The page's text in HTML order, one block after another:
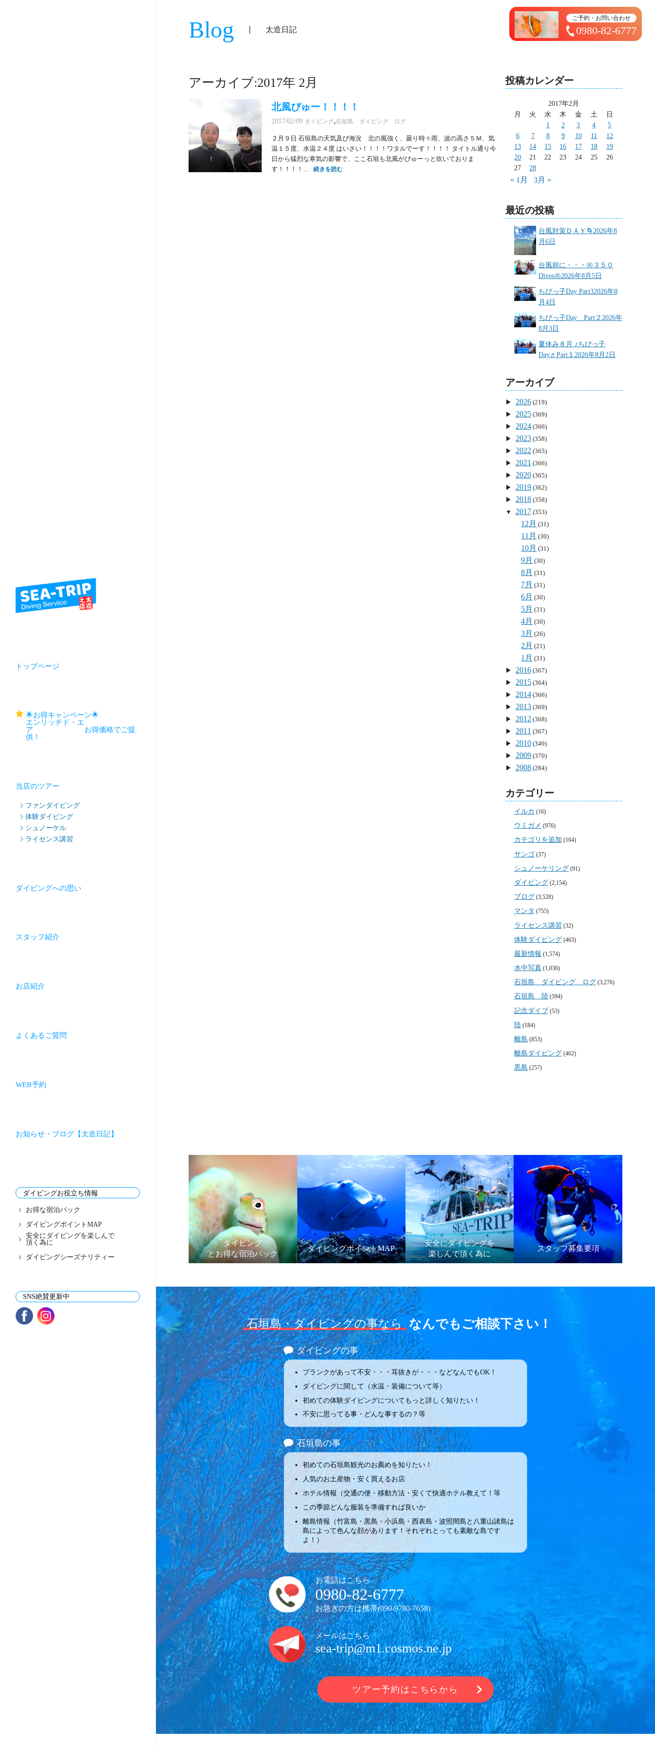
トップページ
🌟お得キャンペーン🌟
エンリッチド・エ
ア お得価格でご提
供！
当店のツアー
ファンダイビング
体験ダイビング
シュノーケル
ライセンス講習
ダイビングへの思い
スタッフ紹介
お店紹介
よくあるご質問
WEB予約
お知らせ・ブログ【太造日記】
ダイビングお役立ち情報
お得な宿泊パック
ダイビングポイントMAP
安全にダイビングを楽しんで
頂く為に
ダイビングシーズナリティー
SNS絶賛更新中
ご予約・お問い合わせ
0980-82-6777
トップページ ＞ 太造日記
Blog 太造日記
アーカイブ:2017年 2月
北風ぴゅー！！！！
2017/02/09 ダイビング,石垣島 ダイビング ログ
２月９日 石垣島の天気及び海況 北の風強く、曇り時々雨、波の高さ５Ｍ、気
温１５度、水温２４度 はいさい！！！！ワタルでーす！！！！ タイトル通り今
日から猛烈な寒気の影響で、ここ石垣も北風がぴゅーっと吹いておりま
す！！！！…
続きを読む
投稿カレンダー
2017年2月
月
火 水 木 金 土
日
1
2 3 4
5
6
7 8 9 10 11
12
13
14 15 16 17 18
19
20
21 22 23 24 25
26
27
28
« 1月 3月 »
最近の投稿
台風対策ＤＡＹ🌀 2026年8
月6日
台風前に・・・㊗３５０
Dives㊗2026年8月5日
ちびっ子Day Part32026年8
月4日
ちびっ子Day Part２ 2026年
8月3日
夏休み８月 ♪ちびっ子
Day♬Part１ 2026年8月2日
アーカイブ
2026(219)
2025(369)
2024(366)
2023(358)
2022(365)
2021 (366)
2020(365)
2019(362)
2018(358)
2017(353)
12月 (31)
11月 (30)
10月 (31)
9月 (30)
8月 (31)
7月 (31)
6月 (30)
5月 (31)
4月 (30)
3月 (26)
2月 (21)
1月 (31)
2016(367)
2015(364)
2014(366)
2013(369)
2012(368)
2011 (367)
2010(349)
2009(370)
2008(284)
カテゴリー
イルカ (16)
ウミガメ (976)
カテゴリを追加 (164)
サンゴ(37)
シュノーケリング(91)
ダイビング (2,154)
ブログ (3,528)
マンタ (755)
ライセンス講習 (32)
体験ダイビング(463)
最新情報 (1,574)
水中写真(1,036)
石垣島 ダイビング ログ (3,276)
石垣島 陸(594)
記念ダイブ (53)
陸(184)
離島 (853)
離島ダイビング (462)
黒島 (257)
ダイビング
とお得な宿泊パック
ダイビングポイントMAP
安全にダイビングを
楽しんで頂く為に
スタッフ募集要項
石垣島・ダイビングの事なら なんでもご相談下さい！
ダイビングの事
ブランクがあって不安・・・耳抜きが・・・などなんでもOK！
ダイビングに関して（水温・装備について等）
初めての体験ダイビングについてもっと詳しく知りたい！
不安に思ってる事・どんな事するの？等
石垣島の事
初めての石垣島観光のお薦めを知りたい！
人気のお土産物・安く買えるお店
ホテル情報（交通の便・移動方法・安くて快適ホテル教えて！等
この季節どんな服装を準備すれば良いか
離島情報（竹富島・黒島・小浜島・西表島・波照間島と八重山諸島は
島によって色んな顔があります！それぞれとっても素敵な島です
よ！）
お電話はこちら
0980-82-6777
お急ぎの方は携帯(090-9780-7658)
メールはこちら
sea-trip@m1.cosmos.ne.jp
ツアー予約はこちらから